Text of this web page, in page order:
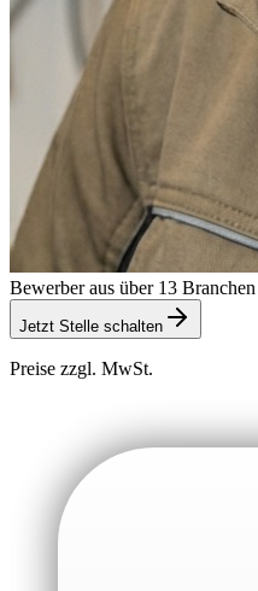
Bewerber aus über 13 Branchen
Jetzt Stelle schalten
Preise zzgl. MwSt.